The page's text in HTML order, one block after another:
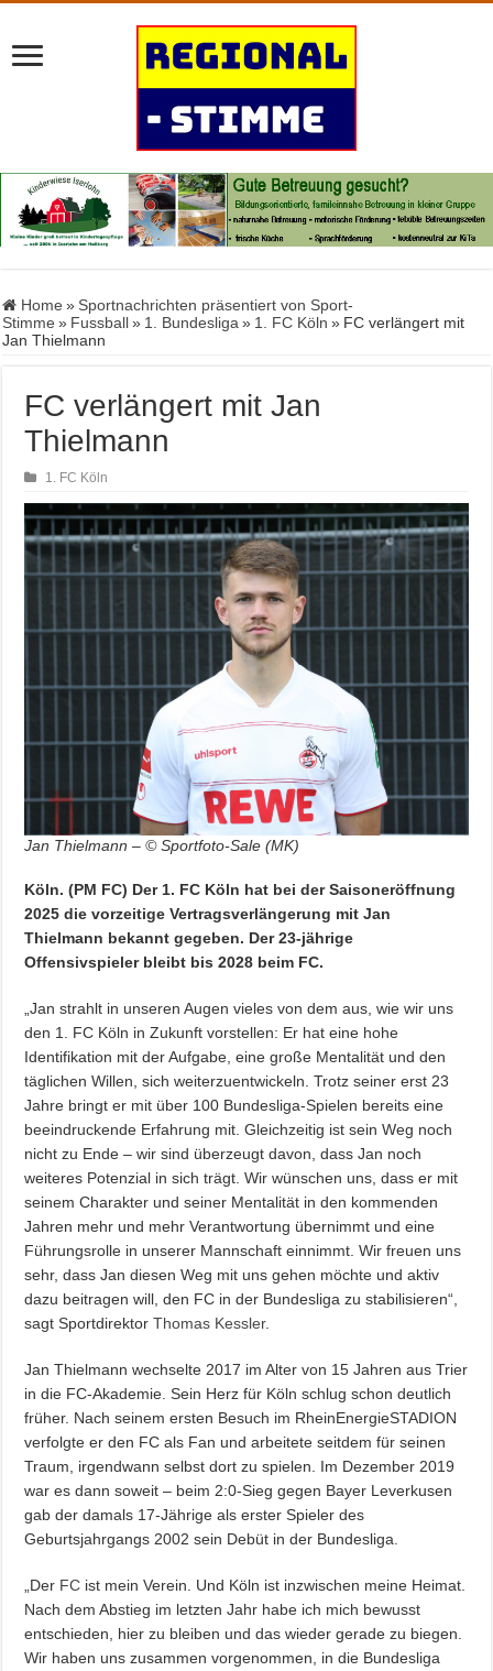
Home » Sportnachrichten präsentiert von Sport-
Stimme » Fussball » 1. Bundesliga » 1. FC Köln » FC verlängert mit
Jan Thielmann
FC verlängert mit Jan
Thielmann
1. FC Köln
Jan Thielmann – © Sportfoto-Sale (MK)
Köln. (PM FC) Der 1. FC Köln hat bei der Saisoneröffnung
2025 die vorzeitige Vertragsverlängerung mit Jan
Thielmann bekannt gegeben. Der 23-jährige
Offensivspieler bleibt bis 2028 beim FC.
„Jan strahlt in unseren Augen vieles von dem aus, wie wir uns
den 1. FC Köln in Zukunft vorstellen: Er hat eine hohe
Identifikation mit der Aufgabe, eine große Mentalität und den
täglichen Willen, sich weiterzuentwickeln. Trotz seiner erst 23
Jahre bringt er mit über 100 Bundesliga-Spielen bereits eine
beeindruckende Erfahrung mit. Gleichzeitig ist sein Weg noch
nicht zu Ende – wir sind überzeugt davon, dass Jan noch
weiteres Potenzial in sich trägt. Wir wünschen uns, dass er mit
seinem Charakter und seiner Mentalität in den kommenden
Jahren mehr und mehr Verantwortung übernimmt und eine
Führungsrolle in unserer Mannschaft einnimmt. Wir freuen uns
sehr, dass Jan diesen Weg mit uns gehen möchte und aktiv
dazu beitragen will, den FC in der Bundesliga zu stabilisieren“,
sagt SportdirektorThomas Kessler.
Jan Thielmann wechselte 2017 im Alter von 15 Jahren aus Trier
in die FC-Akademie. Sein Herz für Köln schlug schon deutlich
früher. Nach seinem ersten Besuch im RheinEnergieSTADION
verfolgte er den FC als Fan und arbeitete seitdem für seinen
Traum, irgendwann selbst dort zu spielen. Im Dezember 2019
war es dann soweit – beim 2:0-Sieg gegen Bayer Leverkusen
gab der damals 17-Jährige als erster Spieler des
Geburtsjahrgangs 2002 sein Debüt in der Bundesliga.
„Der FC ist mein Verein. Und Köln ist inzwischen meine Heimat.
Nach dem Abstieg im letzten Jahr habe ich mich bewusst
entschieden, hier zu bleiben und das wieder gerade zu biegen.
Wir haben uns zusammen vorgenommen, in die Bundesliga